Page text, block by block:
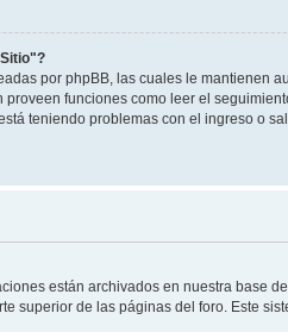
por phpBB, las cuales le mantienen
funciones como leer el
teniendo problemas con el ingreso o
están archivados en nuestra base
superior de las páginas del foro. Este